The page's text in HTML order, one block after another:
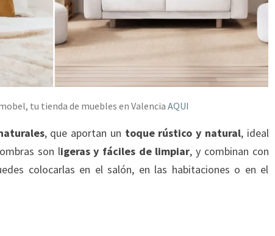
tu tienda de muebles en ValenciaAQUI
, que aportan un toque rústico y natural, ideal
son ligeras y fáciles de limpiar, y combinan con
colocarlas en el salón, en las habitaciones o en el